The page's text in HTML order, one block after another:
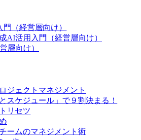
（経営層向け）
AI活用入門（経営層向け）
層向け）
ジェクトマネジメント
スケジュール」で９割決まる！
リセツ
ームのマネジメント術